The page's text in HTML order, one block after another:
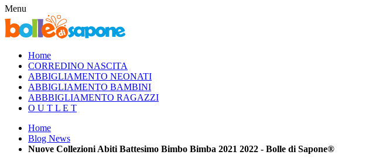
Menu
Home
CORREDINO NASCITA
ABBIGLIAMENTO NEONATI
ABBIGLIAMENTO BAMBINI
ABBBIGLIAMENTO RAGAZZI
O U T L E T
Home
Blog News
Nuove Collezioni Abiti Battesimo Bimbo Bimba 2021 2022 - Bolle di Sapone®